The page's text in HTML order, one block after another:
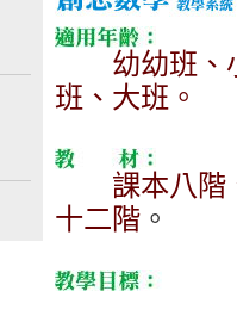
幼幼班、
班、大班。
課本八階
十二階 。